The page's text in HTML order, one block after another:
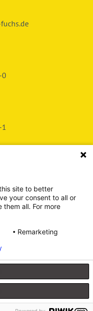
zzgl. Versandkosten, wenn
GmbH & Co. KG
site to better
your consent to all or
them all. For more
Remarketing